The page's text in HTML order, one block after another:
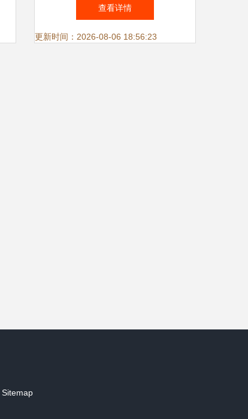
山东鼎基信息技术
查看详情
更新时间：2026-08-06 18:56:23
Sitemap